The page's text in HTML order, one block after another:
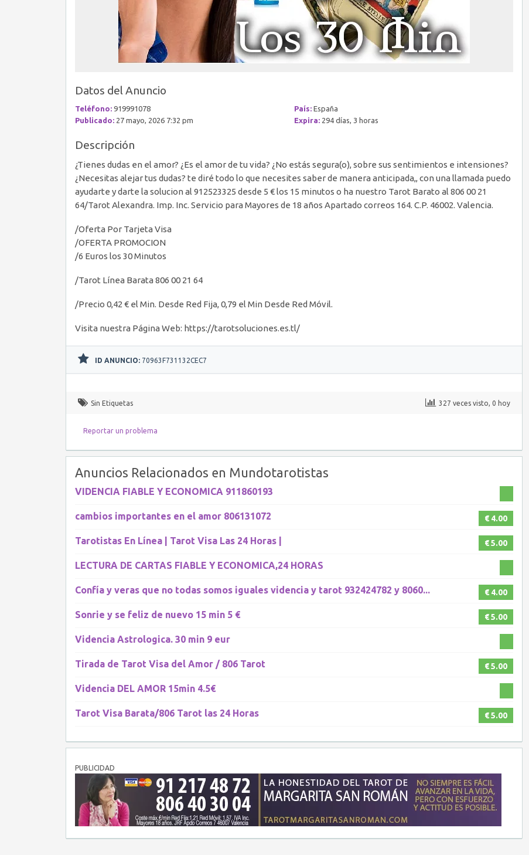
Datos del Anuncio
Teléfono: 919991078 País: España
Publicado: 27 mayo, 2026 7:32 pm Expira: 294 días, 3 horas
Descripción
¿Tienes dudas en el amor? ¿Es el amor de tu vida? ¿No estás segura(o), sobre sus sentimientos e intensiones?
¿Necesitas alejar tus dudas? te diré todo lo que necesites saber de manera anticipada,, con una llamada puedo
ayudarte y darte la solucion al 912523325 desde 5 € los 15 minutos o ha nuestro Tarot Barato al 806 00 21
64/Tarot Alexandra. Imp. Inc. Servicio para Mayores de 18 años Apartado correos 164. C.P. 46002. Valencia.
/Oferta Por Tarjeta Visa
/OFERTA PROMOCION
/6 Euros los 30 Minutos
/Tarot Línea Barata 806 00 21 64
/Precio 0,42 € el Min. Desde Red Fija, 0,79 el Min Desde Red Móvil.
Visita nuestra Página Web: https://tarotsoluciones.es.tl/
ID ANUNCIO: 70963F731132CEC7
Sin Etiquetas 327 veces visto, 0 hoy
Reportar un problema
Anuncios Relacionados en Mundotarotistas
VIDENCIA FIABLE Y ECONOMICA 911860193
€ 4.00
cambios importantes en el amor 806131072
€ 5.00
Tarotistas En Línea | Tarot Visa Las 24 Horas |
LECTURA DE CARTAS FIABLE Y ECONOMICA,24 HORAS
€ 4.00
Confía y veras que no todas somos iguales videncia y tarot 932424782 y 8060...
€ 5.00
Sonrie y se feliz de nuevo 15 min 5 €
Videncia Astrologica. 30 min 9 eur
€ 5.00
Tirada de Tarot Visa del Amor / 806 Tarot
Videncia DEL AMOR 15min 4.5€
€ 5.00
Tarot Visa Barata/806 Tarot las 24 Horas
PUBLICIDAD